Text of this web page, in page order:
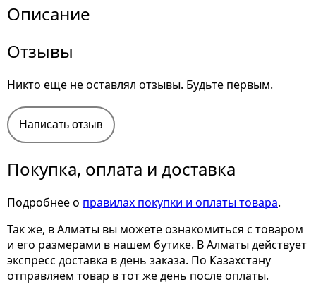
Описание
Отзывы
Никто еще не оставлял отзывы. Будьте первым.
Написать отзыв
Покупка, оплата и доставка
Подробнее о правилах покупки и оплаты товара.
Так же, в Алматы вы можете ознакомиться с товаром
и его размерами в нашем бутике. В Алматы действует
экспресс доставка в день заказа. По Казахстану
отправляем товар в тот же день после оплаты.